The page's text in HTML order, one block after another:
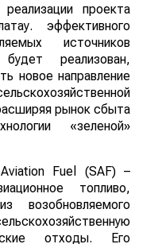
проекта
эффективного
источников
реализован,
новое направление
рынок сбыта
«зеленой»
Fuel (SAF) –
топливо,
возобновляемого
отходы. Его